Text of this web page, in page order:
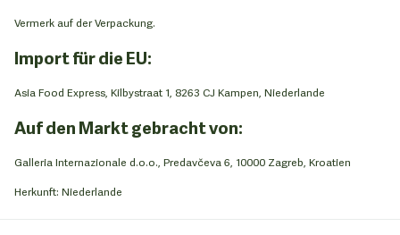
Vermerk auf der Verpackung.
Import für die EU:
Asia Food Express, Kilbystraat 1, 8263 CJ Kampen, Niederlande
Auf den Markt gebracht von:
Galleria Internazionale d.o.o., Predavčeva 6, 10000 Zagreb, Kroatien
Herkunft: Niederlande